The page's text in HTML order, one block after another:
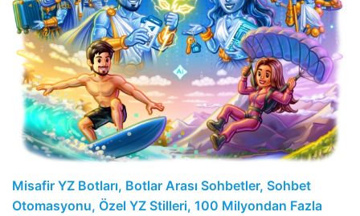
Misafir YZ Botları, Botlar Arası Sohbetler, Sohbet
Otomasyonu, Özel YZ Stilleri, 100 Milyondan Fazla